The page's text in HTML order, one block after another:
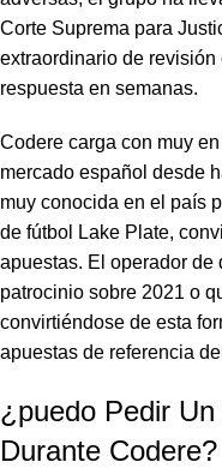
Corte Suprema para
extraordinario de
respuesta en semanas.
Codere carga con muy
mercado español desde
muy conocida en el país
de fútbol Lake Plate,
apuestas. El operador de
patrocinio sobre 2021 o
convirtiéndose de esta
apuestas de referencia
¿puedo Pedir
Durante Codere?